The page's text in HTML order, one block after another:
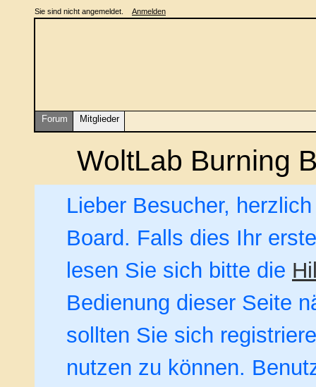
Sie sind nicht angemeldet. Anmelden
Forum Mitglieder
WoltLab Burning
Lieber Besucher,
Board. Falls dies Ihr
lesen Sie sich bitte die
Bedienung dieser Seite
sollten Sie sich
nutzen zu können.